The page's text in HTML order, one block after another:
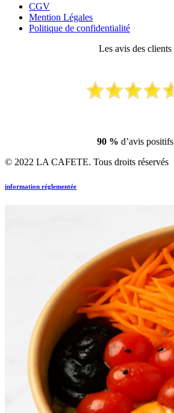
CGV
Mention Légales
Politique de confidentialité
Les avis des clients
90 % d’avis positifs
© 2022 LA CAFETE. Tous droits réservés
information réglementée